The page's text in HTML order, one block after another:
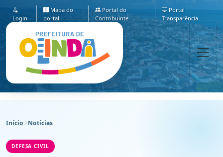
Login
Mapa do
portal
Portal do
Contribuinte
Portal
Transparência
Início Notícias
DEFESA CIVIL